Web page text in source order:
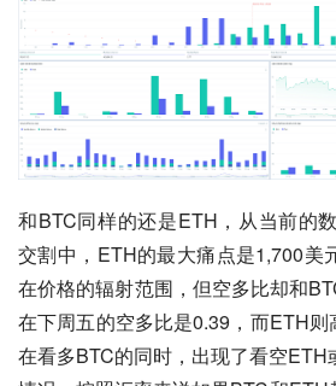
和BTC同样的还是ETH，从当前的
交割中，ETH的最大痛点是1,700美
在价格的辐射范围，但空多比却和
在下周五的空多比是0.39，而ETH
在看多BTC的同时，出现了看空